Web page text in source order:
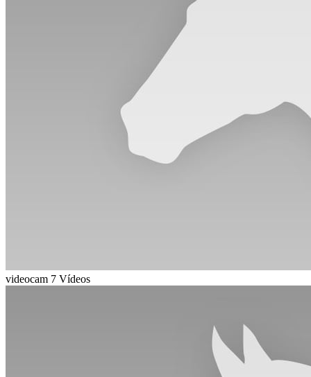
videocam 7 Vídeos